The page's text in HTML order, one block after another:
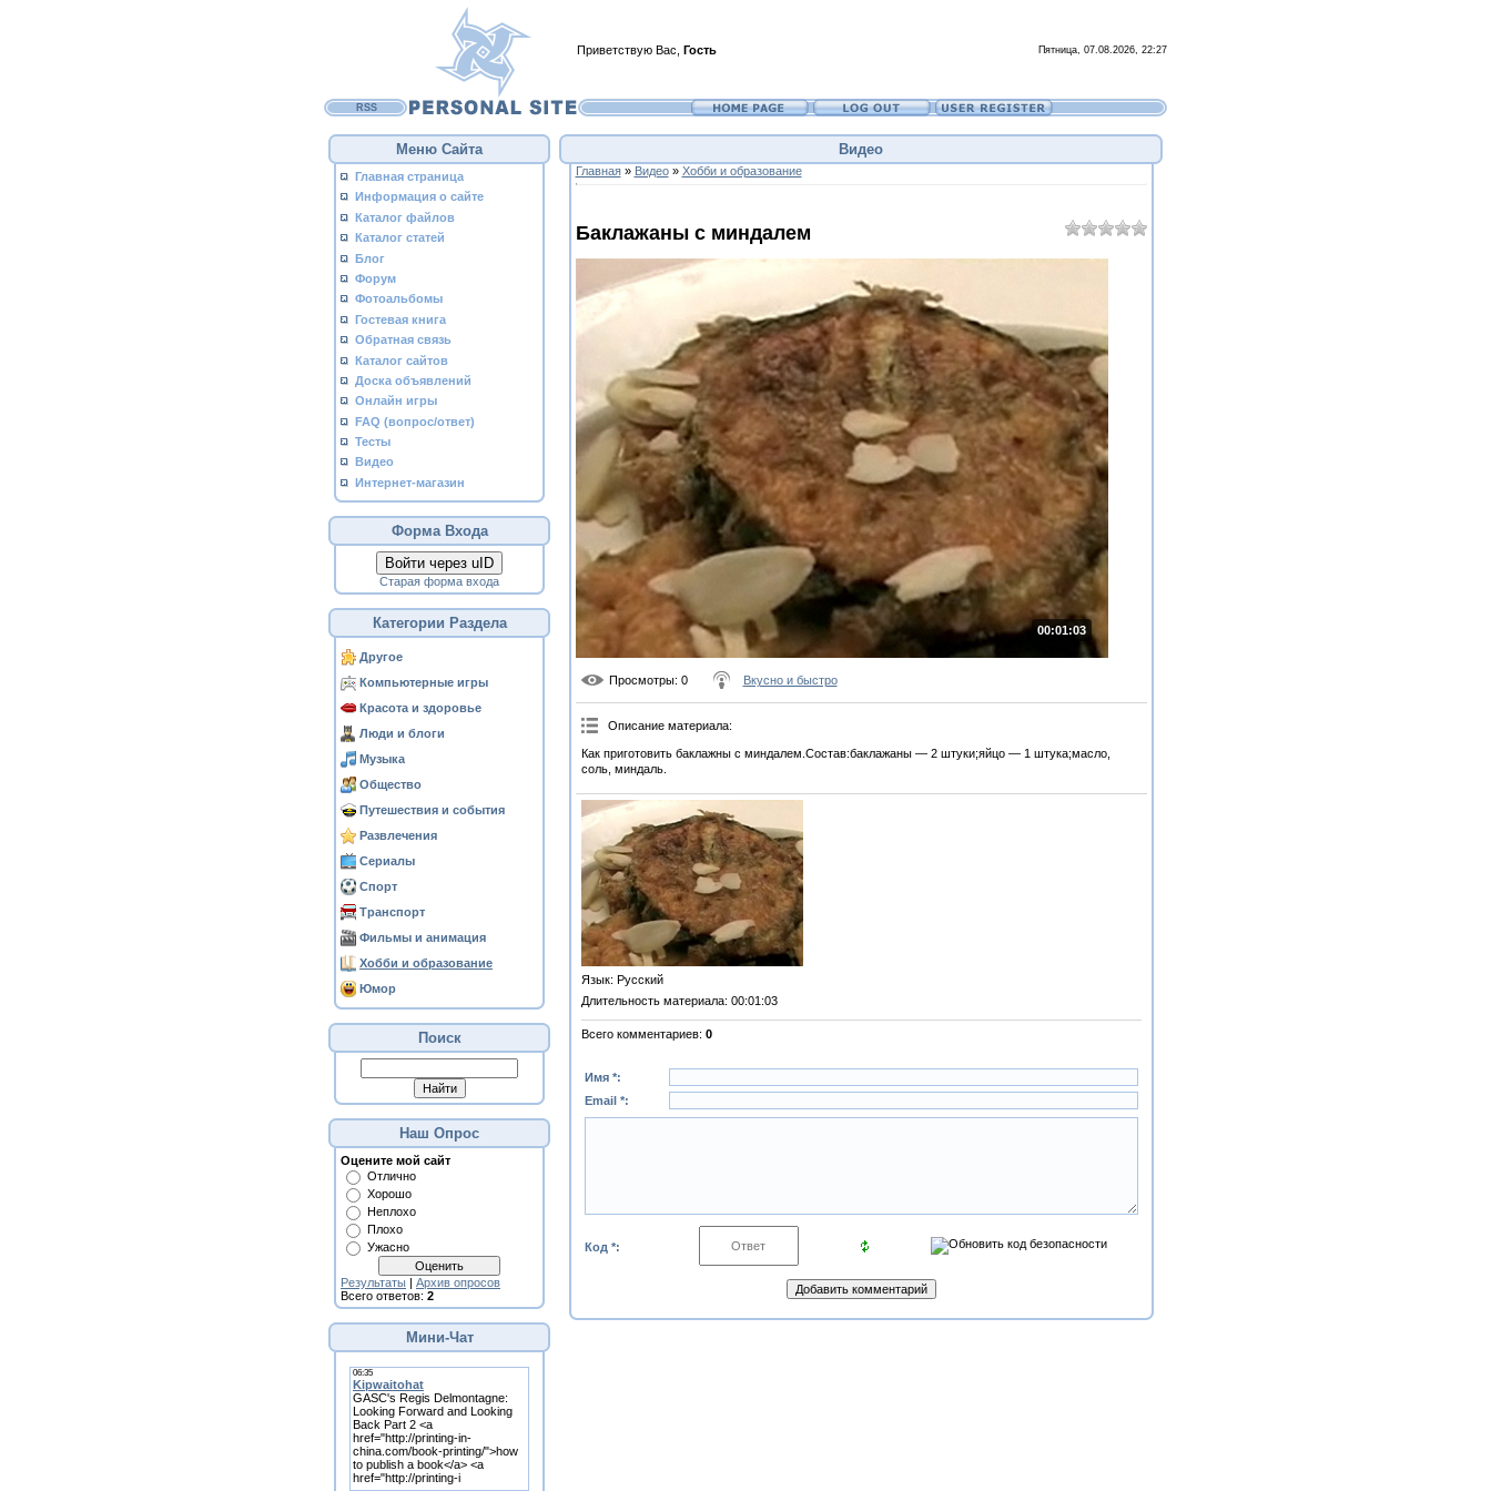
Приветствую Вас Гость Пятница, 07.08.2026, 22:27
RSS
Меню Сайта
Главная страница
Информация о сайте
Каталог файлов
Каталог статей
Блог
Форум
Фотоальбомы
Гостевая книга
Обратная связь
Каталог сайтов
Доска объявлений
Онлайн игры
FAQ (вопрос/ответ)
Тесты
Видео
Интернет-магазин
Форма Входа
Войти через uID
Старая форма входа
Категории Раздела
Другое
Компьютерные игры
Красота и здоровье
Люди и блоги
Музыка
Общество
Путешествия и события
Развлечения
Сериалы
Спорт
Транспорт
Фильмы и анимация
Хобби и образование
Юмор
Поиск
Наш Опрос
Оцените мой сайт
Отлично
Хорошо
Неплохо
Плохо
Ужасно
Результаты | Архив опросов
Всего ответов: 2
Мини-Чат
Видео
Главная» Видео» Хобби и образование
Баклажаны с миндалем
00:01:03
Просмотры: 0 Вкусно и быстро
Описание материала:
Как приготовить баклажны с миндалем.Состав:баклажаны — 2 штуки;яйцо — 1 штука;масло,
соль, миндаль.
Язык: Русский
Длительность материала: 00:01:03
Всего комментариев: 0
Имя *:
Email *:
Код *: